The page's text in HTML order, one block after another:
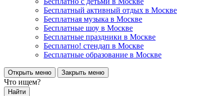
Бесплатный активный отдых в Москве
Бесплатная музыка в Москве
Бесплатные шоу в Москве
Бесплатные праздники в Москве
Бесплатно! стендап в Москве
Бесплатные образование в Москве
Открыть меню Закрыть меню
Что ищем?
Найти